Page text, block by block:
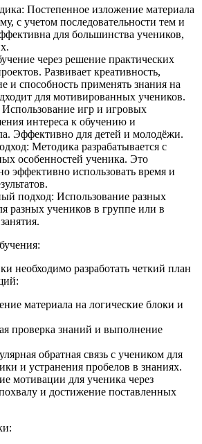
Постепенное изложение материала
с учетом последовательности тем и
для большинства учеников,
через решение практических
Развивает креативность,
и способность применять знания на
для мотивированных учеников.
игр и игровых
интереса к обучению и
Эффективно для детей и молодёжи.
Методика разрабатывается с
особенностей ученика. Это
эффективно использовать время и
подход: Использование разных
разных учеников в группе или в
необходимо разработать четкий план
материала на логические блоки и
проверка знаний и выполнение
обратная связь с учеником для
и устранения пробелов в знаниях.
мотивации для ученика через
и достижение поставленных